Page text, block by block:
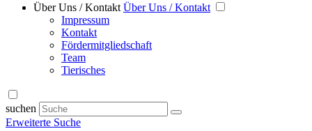
Über Uns / Kontakt Über Uns / Kontakt
Impressum
Kontakt
Fördermitgliedschaft
Team
Tierisches
suchen
Erweiterte Suche